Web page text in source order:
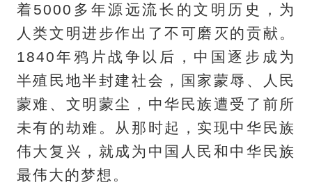
着5000多年源远流长的文明历史，为
人类文明进步作出了不可磨灭的贡献。
1840年鸦片战争以后，中国逐步成为
半殖民地半封建社会，国家蒙辱、人民
蒙难、文明蒙尘，中华民族遭受了前所
未有的劫难。从那时起，实现中华民族
伟大复兴，就成为中国人民和中华民族
最伟大的梦想。